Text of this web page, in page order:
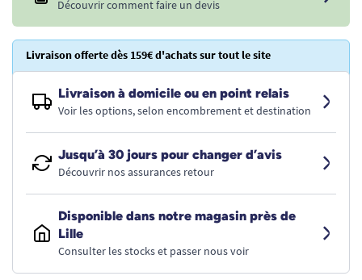
Découvrir comment faire un devis
Livraison offerte dès 159€ d'achats sur tout le site
Livraison à domicile ou en point relais
Voir les options, selon encombrement et destination
Jusqu’à 30 jours pour changer d’avis
Découvrir nos assurances retour
Disponible dans notre magasin près de
Lille
Consulter les stocks et passer nous voir